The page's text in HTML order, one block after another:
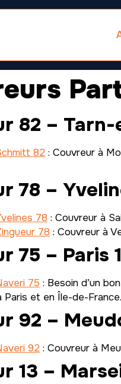
82 –
82 : Couvreur à
78 –
78 : Couvreur à
78 : Couvreur à
75 – Paris
75 : Besoin d’un
Paris et en Île-de-France.
92 –
92 : Couvreur à
13 –